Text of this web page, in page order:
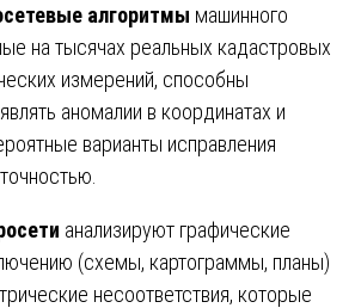
алгоритмы машинного
на тысячах реальных кадастровых
измерений, способны
аномалии в координатах и
варианты исправления
анализируют графические
(схемы, картограммы, планы)
несоответствия, которые